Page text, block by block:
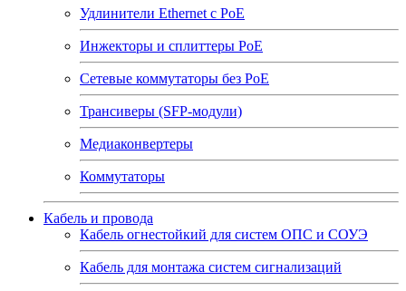
Удлинители Ethernet с PoE
Инжекторы и сплиттеры РоЕ
Сетевые коммутаторы без РоЕ
Трансиверы (SFP-модули)
Медиаконвертеры
Коммутаторы
Кабель и провода
Кабель огнестойкий для систем ОПС и СОУЭ
Кабель для монтажа систем сигнализаций